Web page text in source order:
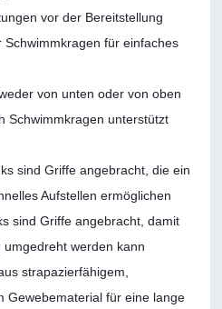
vor der Bereitstellung
für einfaches
von unten oder von oben
Schwimmkragen unterstützt
sind Griffe angebracht, die ein
Aufstellen ermöglichen
sind Griffe angebracht, damit
werden kann
strapazierfähigem,
Gewebematerial für eine lange